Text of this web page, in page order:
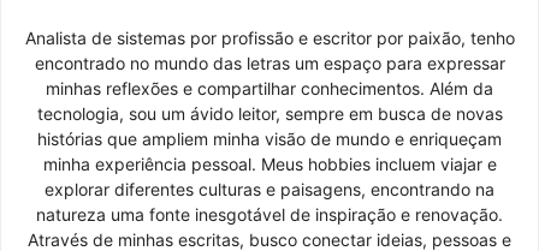
Analista de sistemas por profissão e escritor por paixão, tenho
encontrado no mundo das letras um espaço para expressar
minhas reflexões e compartilhar conhecimentos. Além da
tecnologia, sou um ávido leitor, sempre em busca de novas
histórias que ampliem minha visão de mundo e enriqueçam
minha experiência pessoal. Meus hobbies incluem viajar e
explorar diferentes culturas e paisagens, encontrando na
natureza uma fonte inesgotável de inspiração e renovação.
Através de minhas escritas, busco conectar ideias, pessoas e